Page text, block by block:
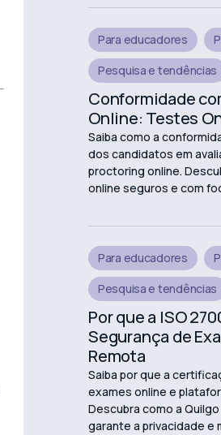
Para educadores
Pesquisa e tendências
Conformidade
Online: Testes
Saiba como a
dos candidatos em
proctoring online.
online seguros e com
Para educadores
Pesquisa e tendências
Por que a ISO
Segurança de
Remota
Saiba por que a
exames online e
Descubra como a
garante a privacidade e